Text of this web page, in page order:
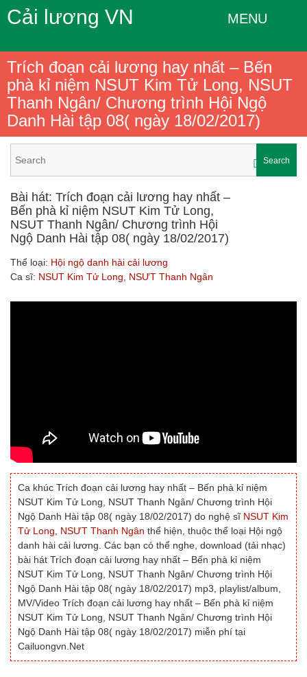
Cải lương VN MENU
Trích đoạn cải lương hay nhất – Bến
phà kỉ niệm NSUT Kim Tử Long, NSUT
Thanh Ngân/ Chương trình Hội Ngộ
Danh Hài tập 08( ngày 18/02/2017)
Search
Bài hát: Trích đoạn cải lương hay nhất –
Bến phà kỉ niệm NSUT Kim Tử Long,
NSUT Thanh Ngân/ Chương trình Hội
Ngộ Danh Hài tập 08( ngày 18/02/2017)
Thể loại: Hội ngộ danh hài cải lương
Ca sĩ: NSUT Kim Tử Long NSƯT Thanh Ngân
Ca khúc Trích đoạn cải lương hay nhất – Bến phà kỉ niệm
NSUT Kim Tử Long, NSUT Thanh Ngân/ Chương trình Hội
Ngộ Danh Hài tập 08( ngày 18/02/2017) do nghệ sĩ NSUT Kim
Tử Long
NSƯT Thanh Ngân thể hiện, thuộc thể loại Hội ngộ
danh hài cải lương. Các bạn có thể nghe, download (tải nhạc)
bài hát Trích đoạn cải lương hay nhất – Bến phà kỉ niệm
NSUT Kim Tử Long, NSUT Thanh Ngân/ Chương trình Hội
Ngộ Danh Hài tập 08( ngày 18/02/2017) mp3, playlist/album,
MV/Video Trích đoạn cải lương hay nhất – Bến phà kỉ niệm
NSUT Kim Tử Long, NSUT Thanh Ngân/ Chương trình Hội
Ngộ Danh Hài tập 08( ngày 18/02/2017) miễn phí tại
Cailuongvn.Net